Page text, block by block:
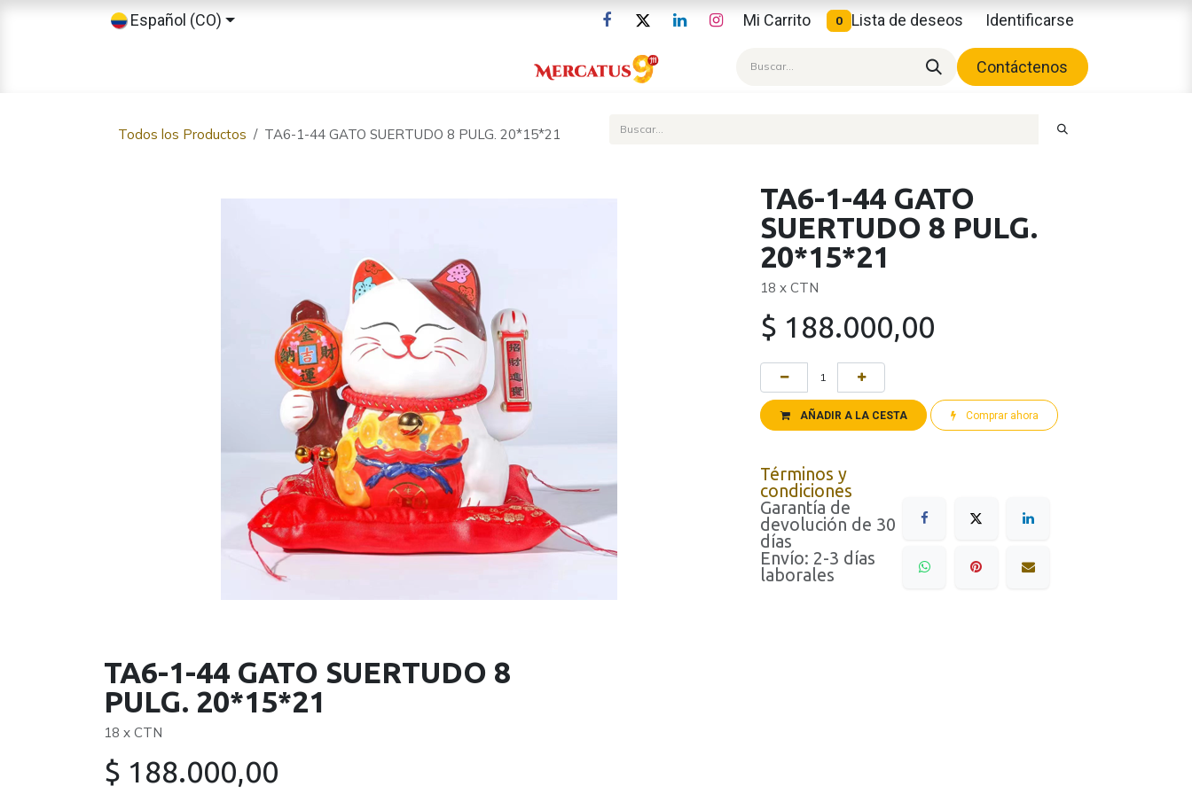
Español (CO) Mi Carrito 0 Lista de deseos Identificarse
Contáctenos
Todos los Productos TA6-1-44 GATO SUERTUDO 8 PULG. 20*15*21
TA6-1-44 GATO
SUERTUDO 8 PULG.
20*15*21
18 x CTN
$ 188.000,00
AÑADIR A LA CESTA Comprar ahora
Términos y
condiciones
Garantía de
devolución de 30
días
Envío: 2-3 días
laborales
TA6-1-44 GATO SUERTUDO 8
PULG. 20*15*21
18 x CTN
$ 188.000,00